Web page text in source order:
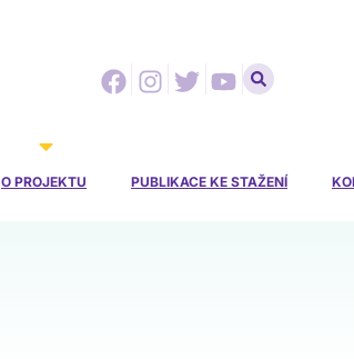
Facebook
Instagram
Twitter
Youtube
O PROJEKTU PUBLIKACE KE STAŽENÍ